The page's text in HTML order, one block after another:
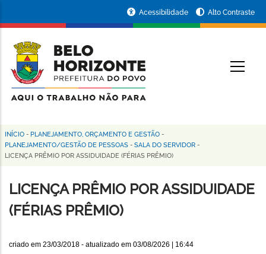
conteúdo
principal
da
Prefeitura
de
Horizonte
Acessibilidade Alto Contraste
Trilha
de
navegação
INÍCIO - PLANEJAMENTO, ORÇAMENTO E GESTÃO -
PLANEJAMENTO/GESTÃO DE PESSOAS - SALA DO SERVIDOR -
LICENÇA PRÊMIO POR ASSIDUIDADE (FÉRIAS PRÊMIO)
LICENÇA PRÊMIO POR ASSIDUIDADE
(FÉRIAS PRÊMIO)
criado em 23/03/2018 - atualizado em 03/08/2026 | 16:44